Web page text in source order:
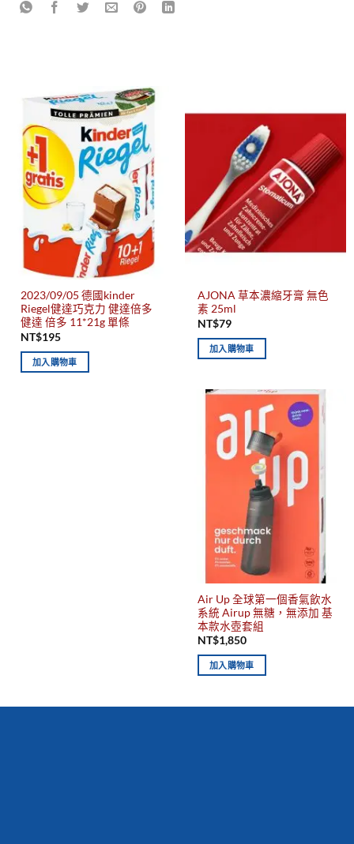
2023/09/05 德國kinder
Riegel健達巧克力 健達倍多
健達 倍多 11*21g 單條
NT$195
加入購物車
AJONA 草本濃縮牙膏 無色
素 25ml
NT$79
加入購物車
Air Up 全球第一個香氣飲水
系統 Airup 無糖，無添加 基
本款水壺套組
NT$1,850
加入購物車